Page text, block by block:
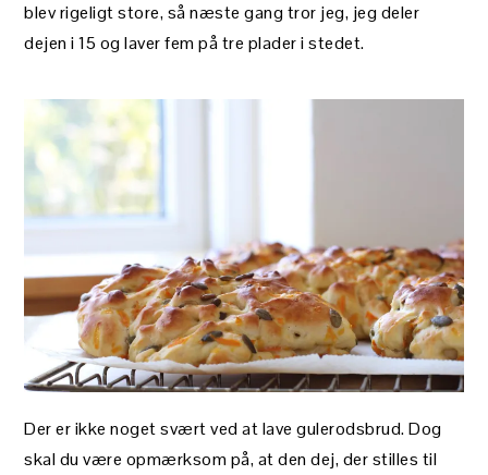
blev rigeligt store, så næste gang tror jeg, jeg deler
dejen i 15 og laver fem på tre plader i stedet.
Der er ikke noget svært ved at lave gulerodsbrud. Dog
skal du være opmærksom på, at den dej, der stilles til